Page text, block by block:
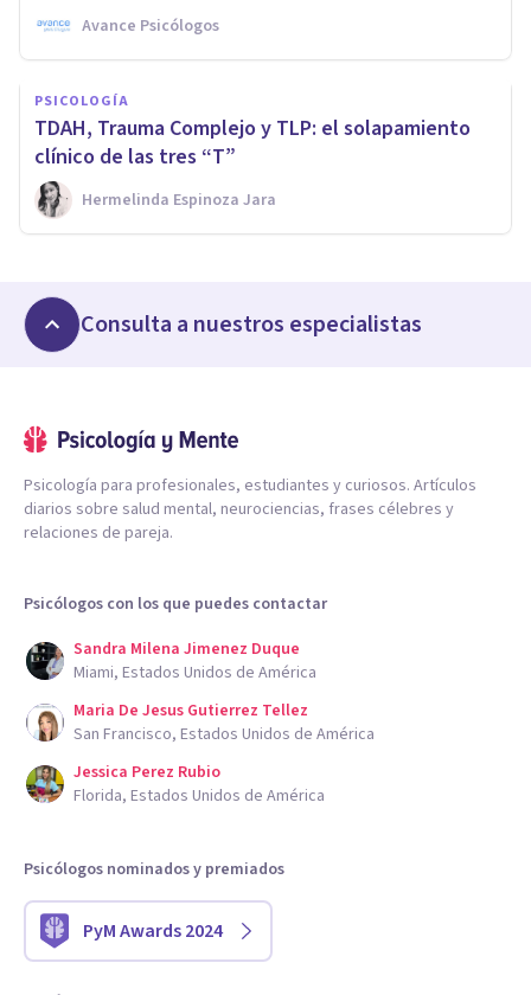
Avance Psicólogos
PSICOLOGÍA
TDAH, Trauma Complejo y TLP: el solapamiento
clínico de las tres “T”
Hermelinda Espinoza Jara
Consulta a nuestros especialistas
Psicología para profesionales, estudiantes y curiosos. Artículos
diarios sobre salud mental, neurociencias, frases célebres y
relaciones de pareja.
Psicólogos con los que puedes contactar
Sandra Milena Jimenez Duque
Miami, Estados Unidos de América
Maria De Jesus Gutierrez Tellez
San Francisco, Estados Unidos de América
Jessica Perez Rubio
Florida, Estados Unidos de América
Psicólogos nominados y premiados
PyM Awards 2024